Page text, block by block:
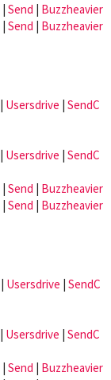
| Send | Buzzheavier
| Send | Buzzheavier
| Usersdrive | SendC
| Usersdrive | SendC
| Send | Buzzheavier
| Send | Buzzheavier
| Usersdrive | SendC
| Usersdrive | SendC
| Send | Buzzheavier